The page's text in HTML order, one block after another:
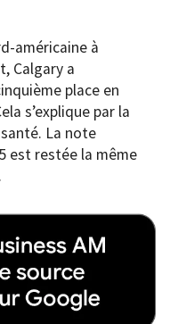
américaine à
Calgary a
place en
s’explique par la
La note
est restée la même